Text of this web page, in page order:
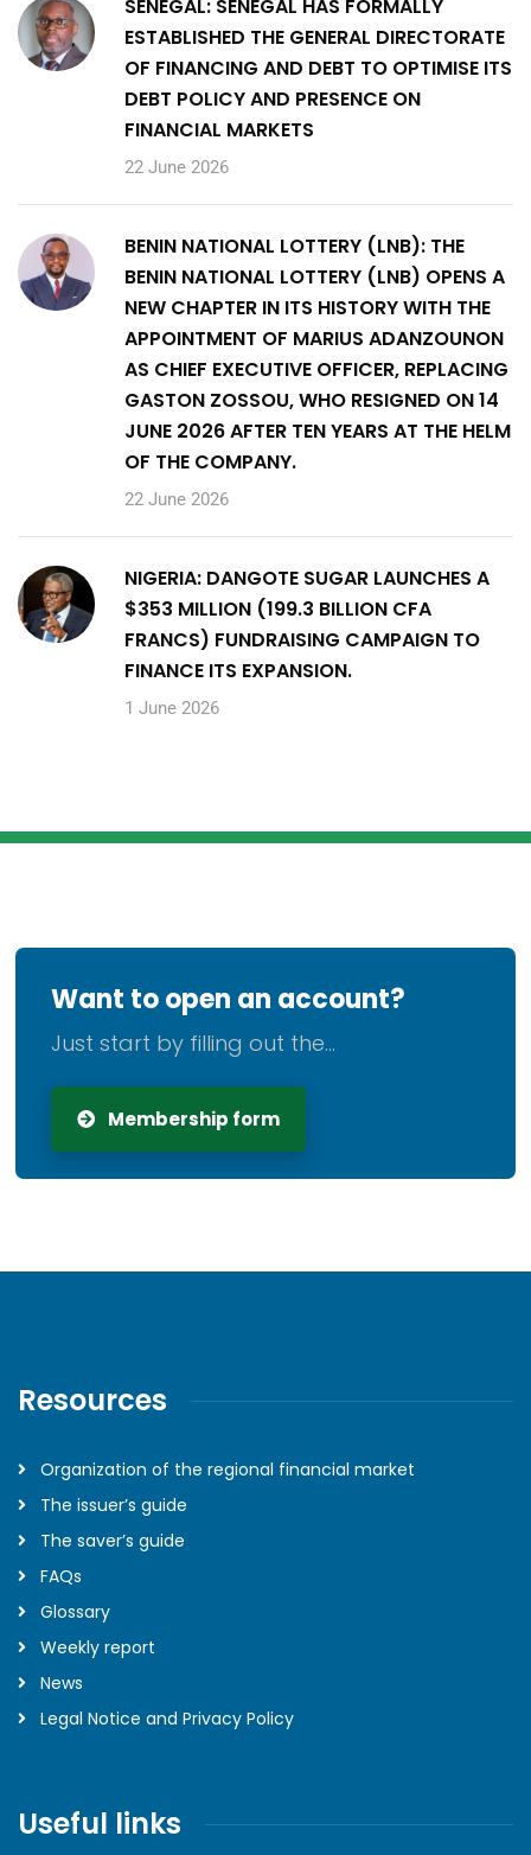
SENEGAL: SENEGAL HAS FORMALLY
ESTABLISHED THE GENERAL DIRECTORATE
OF FINANCING AND DEBT TO OPTIMISE ITS
DEBT POLICY AND PRESENCE ON
FINANCIAL MARKETS
22 June 2026
BENIN NATIONAL LOTTERY (LNB): THE
BENIN NATIONAL LOTTERY (LNB) OPENS A
NEW CHAPTER IN ITS HISTORY WITH THE
APPOINTMENT OF MARIUS ADANZOUNON
AS CHIEF EXECUTIVE OFFICER, REPLACING
GASTON ZOSSOU, WHO RESIGNED ON 14
JUNE 2026 AFTER TEN YEARS AT THE HELM
OF THE COMPANY.
22 June 2026
NIGERIA: DANGOTE SUGAR LAUNCHES A
$353 MILLION (199.3 BILLION CFA
FRANCS) FUNDRAISING CAMPAIGN TO
FINANCE ITS EXPANSION.
1 June 2026
Want to open an account?
Just start by filling out the...
Membership form
Resources
Organization of the regional financial market
The issuer’s guide
The saver’s guide
FAQs
Glossary
Weekly report
News
Legal Notice and Privacy Policy
Useful links